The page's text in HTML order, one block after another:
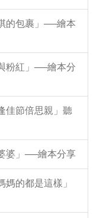
的包裹」──繪本
粉紅」──繪本分
佳節倍思親」聽
婆」──繪本分享
的都是這樣」